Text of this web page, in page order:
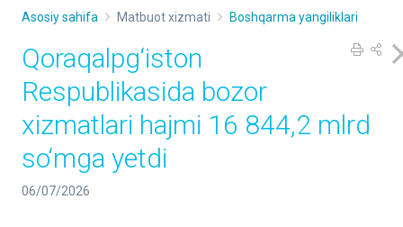
Asosiy sahifa Matbuot xizmati Boshqarma yangiliklari
Qoraqalpg‘iston
Respublikasida bozor
xizmatlari hajmi 16 844,2 mlrd
so‘mga yetdi
06/07/2026